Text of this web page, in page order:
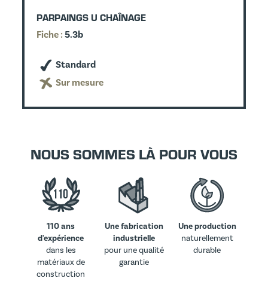
PARPAINGS U CHAÎNAGE
Fiche :5.3b
Standard
Sur mesure
NOUS SOMMES LÀ POUR VOUS
110 ans
d'expérience
dans les
matériaux de
construction
Une fabrication
industrielle
pour une qualité
garantie
Une production
naturellement
durable